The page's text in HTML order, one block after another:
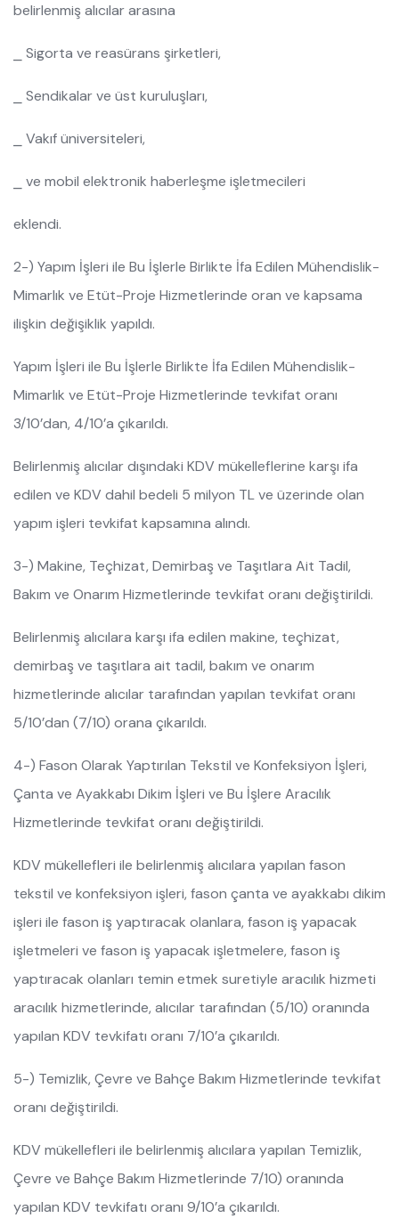
belirlenmiş alıcılar arasına
⎯ Sigorta ve reasürans şirketleri,
⎯ Sendikalar ve üst kuruluşları,
⎯ Vakıf üniversiteleri,
⎯ ve mobil elektronik haberleşme işletmecileri
eklendi.
2-) Yapım İşleri ile Bu İşlerle Birlikte İfa Edilen Mühendislik-
Mimarlık ve Etüt-Proje Hizmetlerinde oran ve kapsama
ilişkin değişiklik yapıldı.
Yapım İşleri ile Bu İşlerle Birlikte İfa Edilen Mühendislik-
Mimarlık ve Etüt-Proje Hizmetlerinde tevkifat oranı
3/10’dan, 4/10’a çıkarıldı.
Belirlenmiş alıcılar dışındaki KDV mükelleflerine karşı ifa
edilen ve KDV dahil bedeli 5 milyon TL ve üzerinde olan
yapım işleri tevkifat kapsamına alındı.
3-) Makine, Teçhizat, Demirbaş ve Taşıtlara Ait Tadil,
Bakım ve Onarım Hizmetlerinde tevkifat oranı değiştirildi.
Belirlenmiş alıcılara karşı ifa edilen makine, teçhizat,
demirbaş ve taşıtlara ait tadil, bakım ve onarım
hizmetlerinde alıcılar tarafından yapılan tevkifat oranı
5/10’dan (7/10) orana çıkarıldı.
4-) Fason Olarak Yaptırılan Tekstil ve Konfeksiyon İşleri,
Çanta ve Ayakkabı Dikim İşleri ve Bu İşlere Aracılık
Hizmetlerinde tevkifat oranı değiştirildi.
KDV mükellefleri ile belirlenmiş alıcılara yapılan fason
tekstil ve konfeksiyon işleri, fason çanta ve ayakkabı dikim
işleri ile fason iş yaptıracak olanlara, fason iş yapacak
işletmeleri ve fason iş yapacak işletmelere, fason iş
yaptıracak olanları temin etmek suretiyle aracılık hizmeti
aracılık hizmetlerinde, alıcılar tarafından (5/10) oranında
yapılan KDV tevkifatı oranı 7/10’a çıkarıldı.
5-) Temizlik, Çevre ve Bahçe Bakım Hizmetlerinde tevkifat
oranı değiştirildi.
KDV mükellefleri ile belirlenmiş alıcılara yapılan Temizlik,
Çevre ve Bahçe Bakım Hizmetlerinde 7/10) oranında
yapılan KDV tevkifatı oranı 9/10’a çıkarıldı.